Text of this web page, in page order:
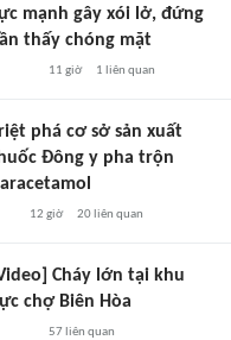
mạnh gây xói lở, đứng
thấy chóng mặt
11 giờ 1 liên quan
phá cơ sở sản xuất
Đông y pha trộn
12 giờ 20liên quan
Cháy lớn tại khu
chợ Biên Hòa
57liên quan